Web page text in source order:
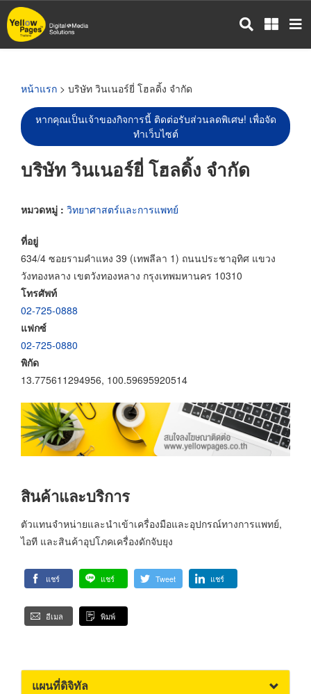
ข้าม
ไป
หน้าแรก > บริษัท วินเนอร์ยี่ โฮลดิ้ง จำกัด
หากคุณเป็นเจ้าของกิจการนี้ ติดต่อรับส่วนลดพิเศษ! เพื่อจัด
ทำเว็บไซต์
บริษัท วินเนอร์ยี่ โฮลดิ้ง จำกัด
หมวดหมู่ : วิทยาศาสตร์และการแพทย์
ที่อยู่
634/4 ซอยรามคำแหง 39 (เทพลีลา 1) ถนนประชาอุทิศ แขวง
วังทองหลาง เขตวังทองหลาง กรุงเทพมหานคร 10310
โทรศัพท์
02-725-0888
แฟกซ์
02-725-0880
พิกัด
13.775611294956, 100.59695920514
สินค้าและบริการ
ตัวแทนจำหน่ายและนำเข้าเครื่องมือและอุปกรณ์ทางการแพทย์,
ไอที และสินค้าอุปโภคเครื่องดักจับยุง
แชร์ แชร์ Tweet แชร์
อีเมล พิมพ์
แผนที่ดิจิทัล